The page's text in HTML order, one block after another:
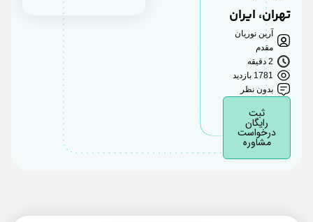
تهران، ایران
آرین نوریان
مقدم
2 دقیقه
1781 بازدید
بدون نظر
رایگان
درخواست
مشاوره